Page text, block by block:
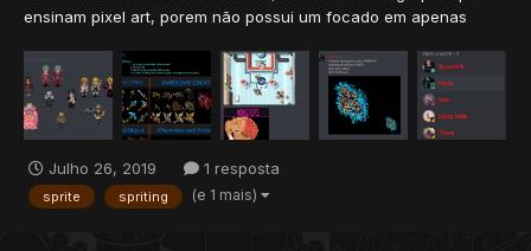
ensinam pixel art, porem não possui um focado em apenas
apenas para compra e venda de sprites....
Julho 26, 2019 1 resposta
sprite spriting (e 1 mais)